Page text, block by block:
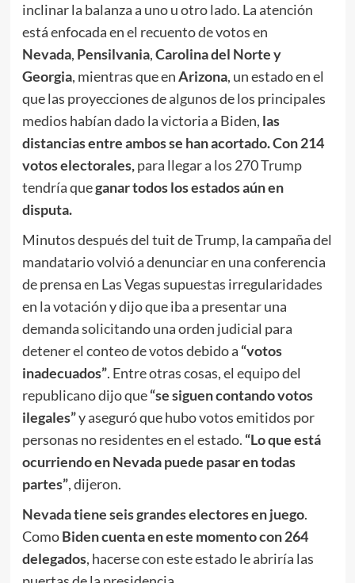
inclinar la balanza a uno u otro lado. La atención
está enfocada en el recuento de votos en
Nevada, Pensilvania,Carolina del Norte y
Georgia, mientras que enArizona, un estado en el
que las proyecciones de algunos de los principales
medios habían dado la victoria a Biden, las
distancias entre ambos se han acortado.Con 214
votos electorales,para llegar a los 270 Trump
tendría queganar todos los estados aún en
disputa.
Minutos después del tuit de Trump, la campaña del
mandatario volvió a denunciar en una conferencia
de prensa en Las Vegas supuestas irregularidades
en la votación y dijo que iba a presentar una
demanda solicitando una orden judicial para
detener el conteo de votos debido a “votos
inadecuados”. Entre otras cosas, el equipo del
republicano dijo que“se siguen contando votos
ilegales”y aseguró que hubo votos emitidos por
personas no residentes en el estado. “Lo que está
ocurriendo en Nevada puede pasar en todas
partes”, dijeron.
Nevada tiene seis grandes electores en juego.
ComoBiden cuenta en este momento con 264
delegados, hacerse con este estado le abriría las